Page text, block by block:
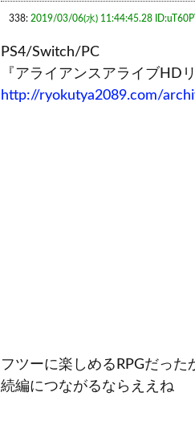
338: 2019/03/06(水) 11:44:45.28
PS4/Switch/PC
『アライアンスアライブHD
http://ryokutya2089.com/
フツーに楽しめるRPGだった
続編につながるならええね